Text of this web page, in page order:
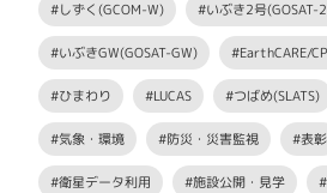
#しずく(GCOM-W) #いぶき2号(GOSAT-
#いぶきGW(GOSAT-GW) #EarthCARE/
#ひまわり #LUCAS #つばめ(SLATS)
#気象・環境 #防災・災害監視 #表彰
#衛星データ利用 #施設公開・見学